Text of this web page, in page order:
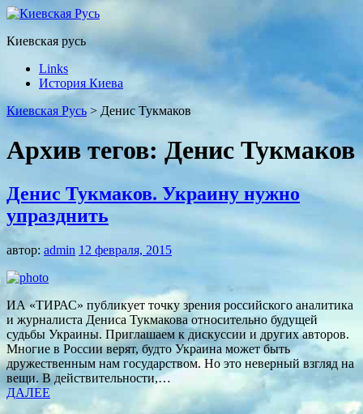
Киевская русь
Links
История Киева
Киевская Русь > Денис Тукмаков
Архив тегов: Денис Тукмаков
Денис Тукмаков. Украину нужно
упразднить
автор: admin 12 февраля, 2015
ИА «ТИРАС» публикует точку зрения российского аналитика
и журналиста Дениса Тукмакова относительно будущей
судьбы Украины. Приглашаем к дискуссии и других авторов.
Многие в России верят, будто Украина может быть
дружественным нам государством. Но это неверный взгляд на
вещи. В действительности,…
ДАЛЕЕ